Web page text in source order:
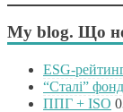
My blog. Що
ESG-
“Сталі”
ППГ + ISO